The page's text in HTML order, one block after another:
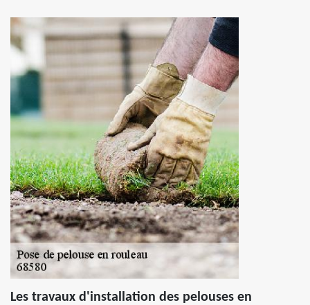
Les travaux d'installation des pelouses en